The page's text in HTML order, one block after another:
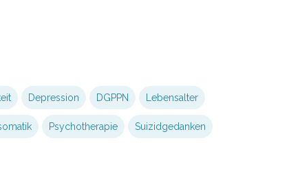
Depression DGPPN Lebensalter
Psychotherapie Suizidgedanken